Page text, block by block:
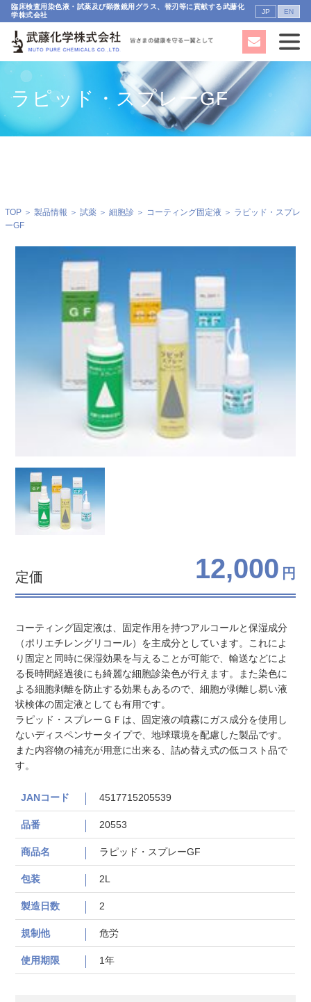
臨床検査用染色液・試薬及び顕微鏡用グラス、替刃等に貢献する武藤化
学株式会社
JP EN
ラピッド・スプレーGF
TOP＞ 製品情報 ＞ 試薬＞ 細胞診＞ コーティング固定液 ＞ ラピッド・スプレ
ーGF
定価 12,000 円
コーティング固定液は、固定作用を持つアルコールと保湿成分
（ポリエチレングリコール）を主成分としています。これによ
り固定と同時に保湿効果を与えることが可能で、輸送などによ
る長時間経過後にも綺麗な細胞診染色が行えます。また染色に
よる細胞剥離を防止する効果もあるので、細胞が剥離し易い液
状検体の固定液としても有用です。
ラピッド・スプレーＧＦは、固定液の噴霧にガス成分を使用し
ないディスペンサータイプで、地球環境を配慮した製品です。
また内容物の補充が用意に出来る、詰め替え式の低コスト品で
す。
JANコード 4517715205539
品番 20553
商品名 ラピッド・スプレーGF
包装 2L
製造日数 2
規制他 危労
使用期限 1年